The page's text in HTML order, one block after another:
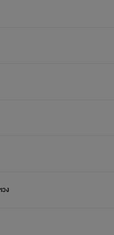
อนไว้ (ใครกันนร้าา จะได้เห็น) คิคิ
ง